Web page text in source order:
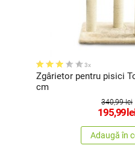
3x
Zgârietor pentru pisici
cm
340,99 lei
195,99
Adaugă în